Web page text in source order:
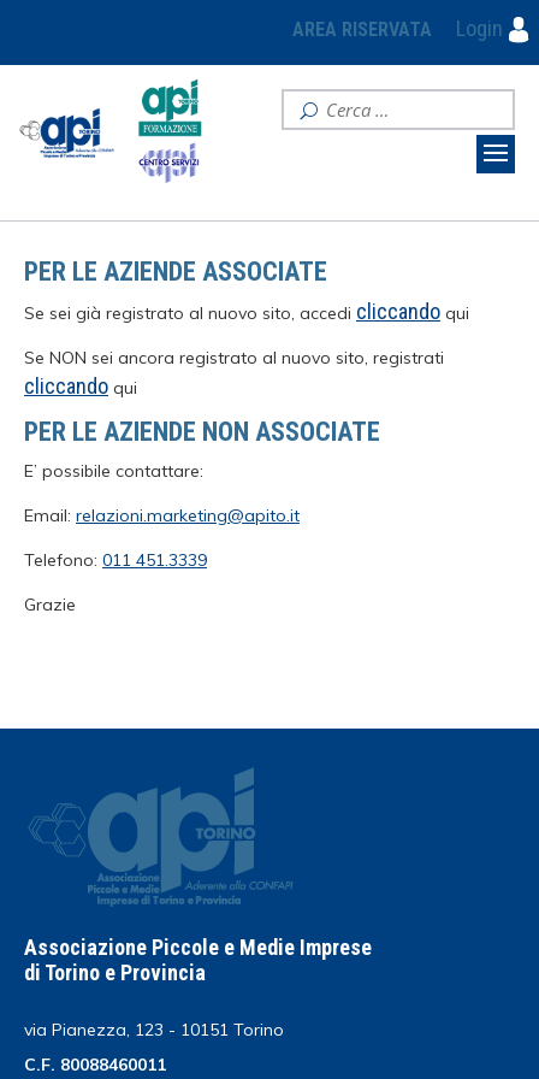
AREA RISERVATA Login
PER LE AZIENDE ASSOCIATE
Se sei già registrato al nuovo sito, accedi cliccando qui
Se NON sei ancora registrato al nuovo sito, registrati
cliccando qui
PER LE AZIENDE NON ASSOCIATE
E’ possibile contattare:
Email: relazioni.marketing@apito.it
Telefono: 011 451.3339
Grazie
Associazione Piccole e Medie Imprese
di Torino e Provincia
via Pianezza, 123 - 10151 Torino
C.F. 80088460011